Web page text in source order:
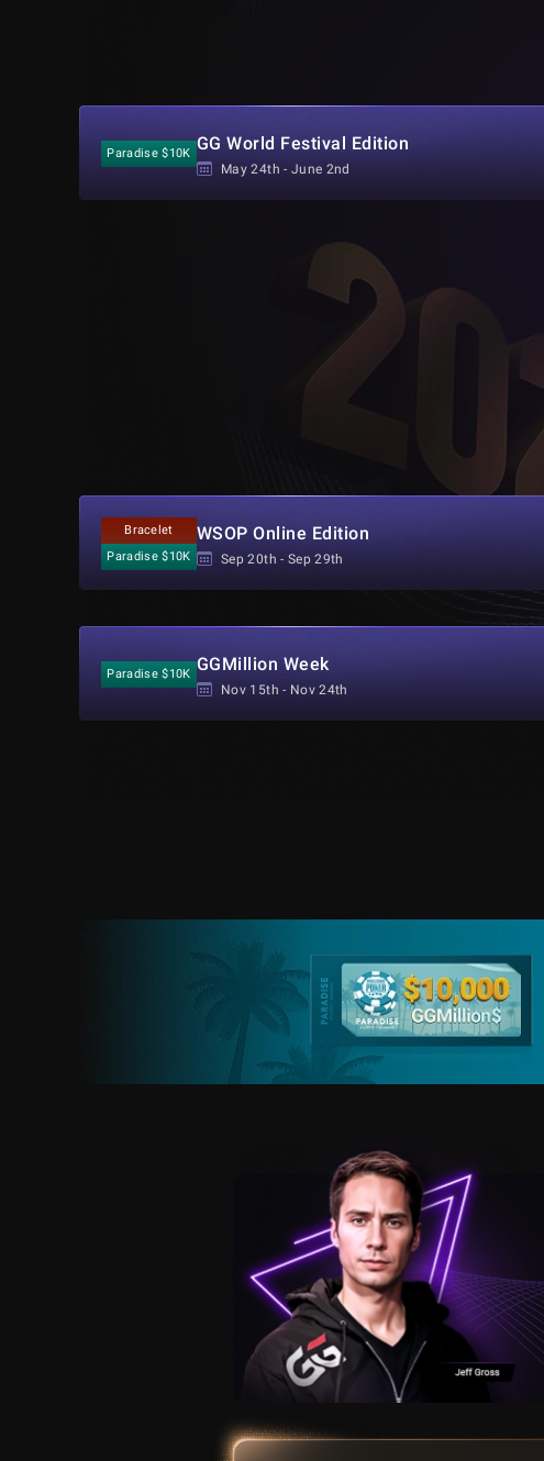
GG World Festival Edition
May 24th - June 2nd
Paradise $10K
WSOP Online Edition
Sep 20th - Sep 29th
Bracelet
Paradise $10K
GGMillion Week
Nov 15th - Nov 24th
Paradise $10K